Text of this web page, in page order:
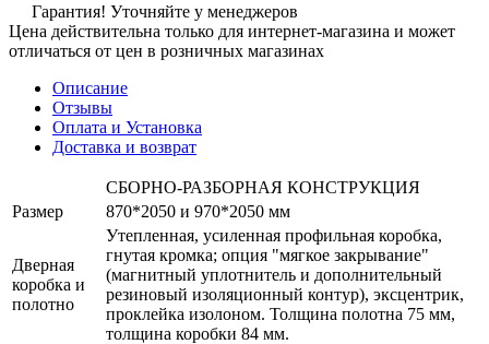
Гарантия! Уточняйте у менеджеров
Цена действительна только для интернет-магазина и может
отличаться от цен в розничных магазинах
Описание
Отзывы
Оплата и Установка
Доставка и возврат
СБОРНО-РАЗБОРНАЯ КОНСТРУКЦИЯ
Размер
870*2050 и 970*2050 мм
Дверная
коробка и
полотно
Утепленная, усиленная профильная коробка,
гнутая кромка; опция "мягкое закрывание"
(магнитный уплотнитель и дополнительный
резиновый изоляционный контур), эксцентрик,
проклейка изолоном. Толщина полотна 75 мм,
толщина коробки 84 мм.